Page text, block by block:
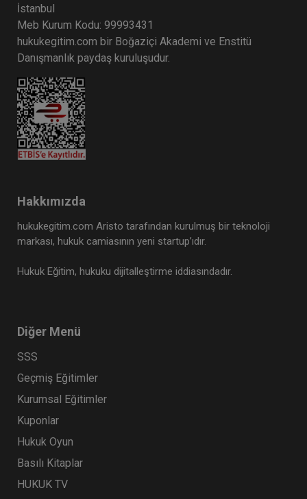
İstanbul
Meb Kurum Kodu: 99993431
hukukegitim.com bir Boğaziçi Akademi ve Enstitü
Danışmanlık paydaş kuruluşudur.
Hakkımızda
hukukegitim.com Aristo tarafından kurulmuş bir teknoloji
markası, hukuk camiasının yeni startup’ıdır.
Hukuk Eğitim, hukuku dijitalleştirme iddiasındadır.
Diğer Menü
SSS
Geçmiş Eğitimler
Kurumsal Eğitimler
Kuponlar
Hukuk Oyun
Basılı Kitaplar
HUKUK TV